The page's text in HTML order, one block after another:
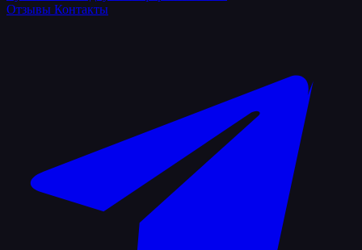
Отзывы Контакты